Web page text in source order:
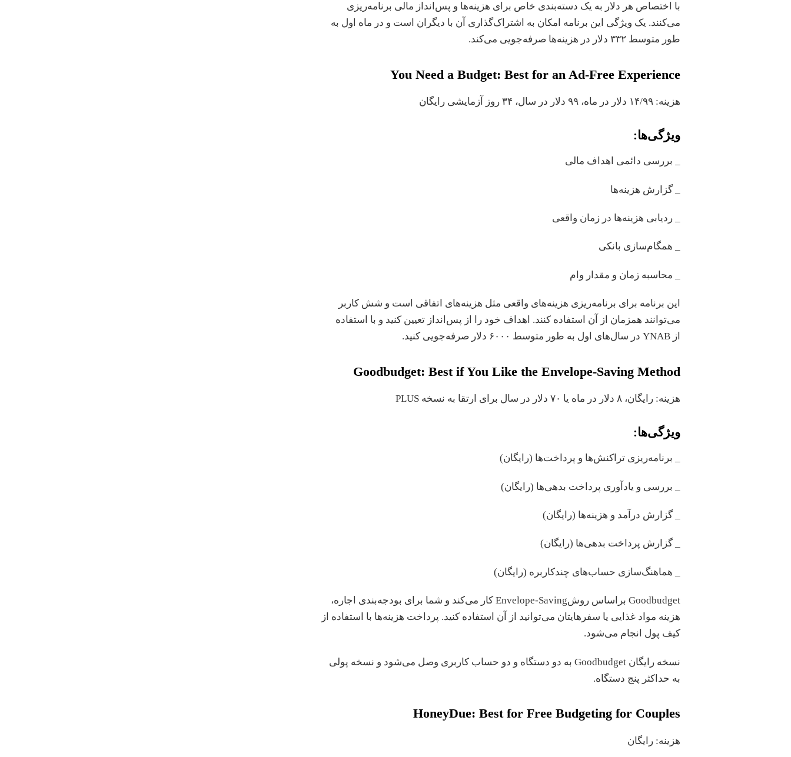
با اختصاص هر دلار به یک دسته‌بندی خاص برای هزینه‌ها و پس‌انداز مالی برنامه‌ریزی
می‌کنند. یک ویژگی این برنامه امکان به اشتراک‌گذاری آن با دیگران است و در ماه اول به
طور متوسط ۳۳۲ دلار در هزینه‌ها صرفه‌جویی می‌کند.
You Need a Budget: Best for an Ad-Free Experience
هزینه: ۱۴/۹۹ دلار در ماه، ۹۹ دلار در سال، ۳۴ روز آزمایشی رایگان
ویژگی‌ها:
_ بررسی دائمی اهداف مالی
_ گزارش هزینه‌ها
_ ردیابی هزینه‌ها در زمان واقعی
_ همگام‌سازی بانکی
_ محاسبه زمان و مقدار وام
این برنامه برای برنامه‌ریزی هزینه‌های واقعی مثل هزینه‌های اتفاقی است و شش کاربر
می‌توانند همزمان از آن استفاده کنند. اهداف خود را از پس‌انداز تعیین کنید و با استفاده
از YNAB در سال‌های اول به طور متوسط ۶۰۰۰ دلار صرفه‌جویی کنید.
Goodbudget: Best if You Like the Envelope-Saving Method
هزینه: رایگان، ۸ دلار در ماه یا ۷۰ دلار در سال برای ارتقا به نسخه PLUS
ویژگی‌ها:
_ برنامه‌ریزی تراکنش‌ها و پرداخت‌ها (رایگان)
_ بررسی و یادآوری پرداخت بدهی‌ها (رایگان)
_ گزارش درآمد و هزینه‌ها (رایگان)
_ گزارش پرداخت بدهی‌ها (رایگان)
_ هماهنگ‌سازی حساب‌های چندکاربره (رایگان)
Goodbudget براساس روشEnvelope-Saving کار می‌کند و شما برای بودجه‌بندی اجاره،
هزینه مواد غذایی یا سفرهایتان می‌توانید از آن استفاده کنید. پرداخت هزینه‌ها با استفاده از
کیف پول انجام می‌شود.
نسخه رایگان Goodbudget به دو دستگاه و دو حساب کاربری وصل می‌شود و نسخه پولی
به حداکثر پنج دستگاه.
HoneyDue: Best for Free Budgeting for Couples
هزینه: رایگان